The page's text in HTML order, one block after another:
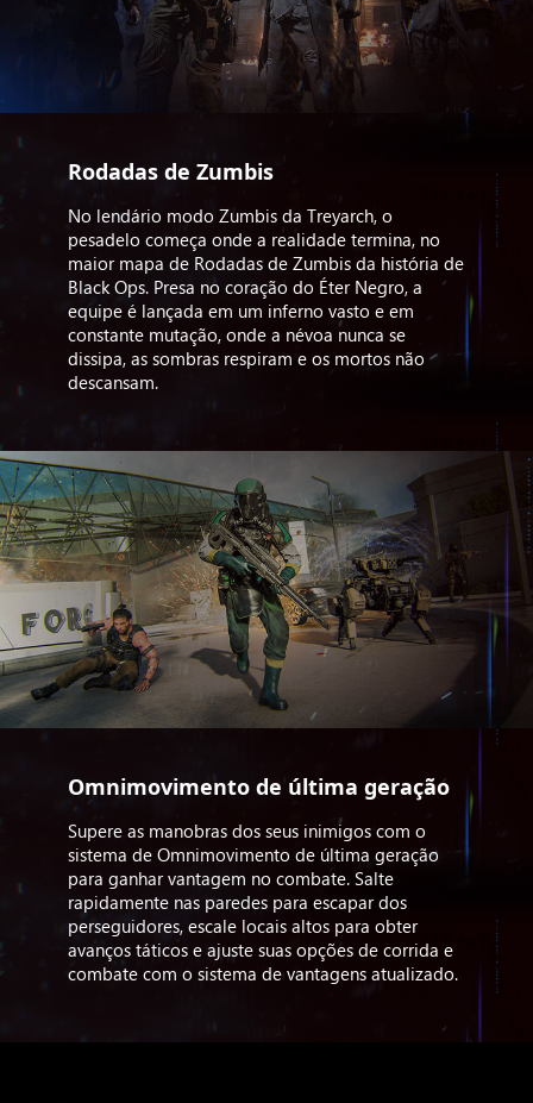
Rodadas de Zumbis
No lendário modo Zumbis da Treyarch, o
pesadelo começa onde a realidade termina, no
maior mapa de Rodadas de Zumbis da história de
Black Ops. Presa no coração do Éter Negro, a
equipe é lançada em um inferno vasto e em
constante mutação, onde a névoa nunca se
dissipa, as sombras respiram e os mortos não
descansam.
Omnimovimento de última geração
Supere as manobras dos seus inimigos com o
sistema de Omnimovimento de última geração
para ganhar vantagem no combate. Salte
rapidamente nas paredes para escapar dos
perseguidores, escale locais altos para obter
avanços táticos e ajuste suas opções de corrida e
combate com o sistema de vantagens atualizado.